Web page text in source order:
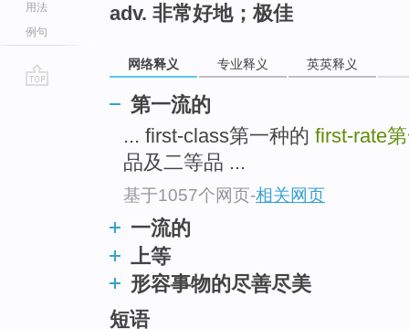
用法
例句
adv. 非常好地；极佳
网络释义 专业释义 英英释义
第一流的
... first-class第一种的 first-rate
品及二等品 ...
基于1057个网页-相关网页
一流的
上等
形容事物的尽善尽美
短语